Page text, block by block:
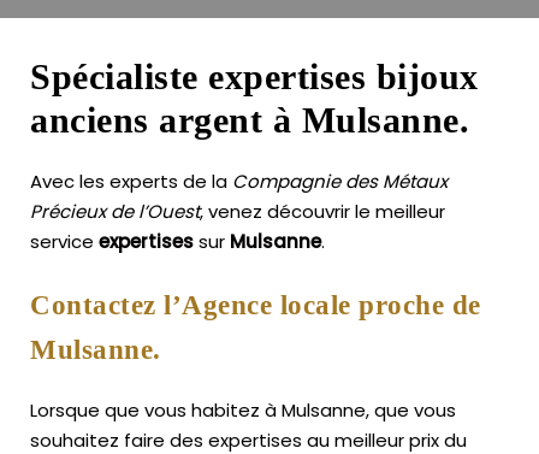
Spécialiste expertises bijoux
anciens argent à Mulsanne.
Avec les experts de la Compagnie des Métaux
Précieux de l’Ouest, venez découvrir le meilleur
service expertisessur Mulsanne.
Contactez l’Agence locale proche de
Mulsanne.
Lorsque que vous habitez à Mulsanne, que vous
souhaitez faire des expertises au meilleur prix du